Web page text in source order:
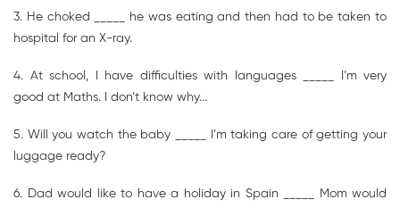
3. He choked _____ he was eating and then had to be taken to
hospital for an X-ray.
4. At school, I have difficulties with languages _____ I’m very
good at Maths. I don’t know why...
5. Will you watch the baby _____ I’m taking care of getting your
luggage ready?
6. Dad would like to have a holiday in Spain _____ Mom would